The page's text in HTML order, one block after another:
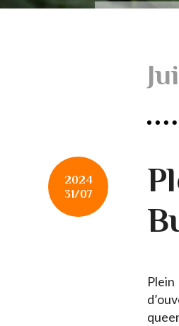
2024
31/07